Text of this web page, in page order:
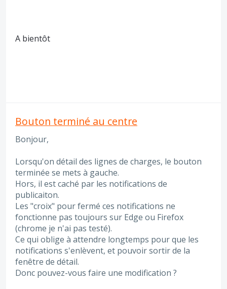
A bientôt
Bouton terminé au centre
Bonjour,
Lorsqu'on détail des lignes de charges, le bouton
terminée se mets à gauche.
Hors, il est caché par les notifications de
publicaiton.
Les "croix" pour fermé ces notifications ne
fonctionne pas toujours sur Edge ou Firefox
(chrome je n'ai pas testé).
Ce qui oblige à attendre longtemps pour que les
notifications s'enlèvent, et pouvoir sortir de la
fenêtre de détail.
Donc pouvez-vous faire une modification ?